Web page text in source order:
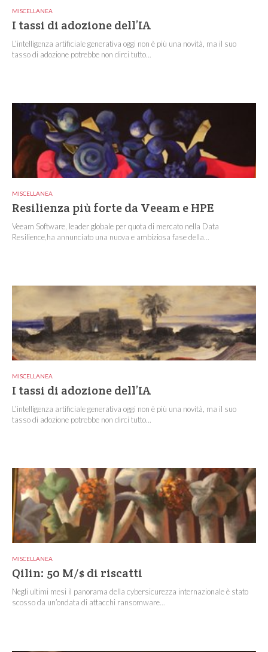
MISCELLANEA
I tassi di adozione dell’IA
L’intelligenza artificiale generativa oggi non è più una novità, ma il suo
tasso di adozione potrebbe non dirci tutto...
MISCELLANEA
Resilienza più forte da Veeam e HPE
Veeam Software, leader globale per quota di mercato nella Data
Resilience,ha annunciato una nuova e ambiziosa fase della...
MISCELLANEA
I tassi di adozione dell’IA
L’intelligenza artificiale generativa oggi non è più una novità, ma il suo
tasso di adozione potrebbe non dirci tutto...
MISCELLANEA
Qilin: 50 M/$ di riscatti
Negli ultimi mesi il panorama della cybersicurezza internazionale è stato
scosso da un’ondata di attacchi ransomware...